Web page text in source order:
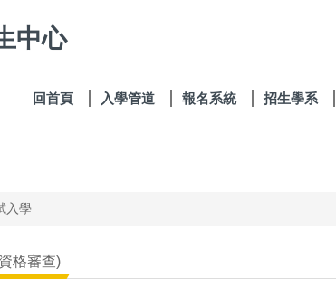
中心
回首頁 入學管道 報名系統 招生學系
入學
格審查)